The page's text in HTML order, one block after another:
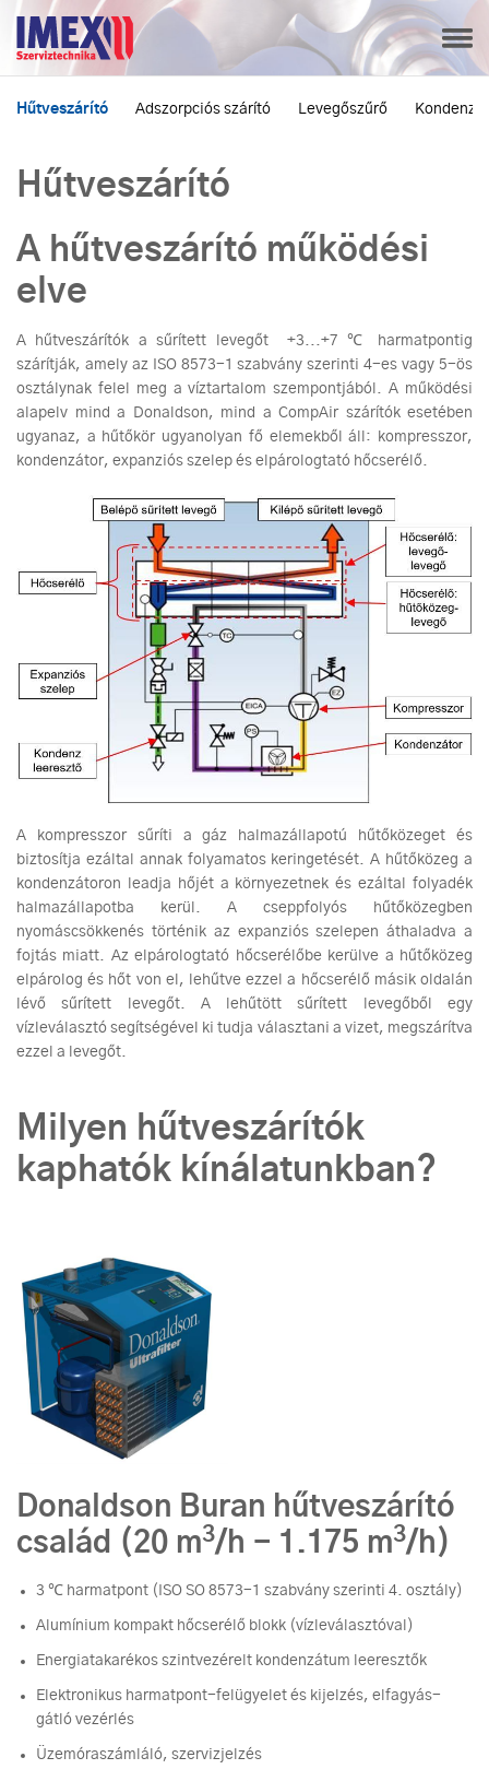
Hűtveszárító Adszorpciós szárító Levegőszűrő
Hűtveszárító
A hűtveszárító működési
elve
A hűtveszárítók a sűrített levegőt +3...+7 ℃
harmatpontig
szárítják, amely az ISO 8573-1 szabvány szerinti 4-es vagy 5-ös
osztálynak felel meg a víztartalom szempontjából. A működési
alapelv mind a Donaldson, mind a CompAir szárítók esetében
ugyanaz, a hűtőkör ugyanolyan fő elemekből áll: kompresszor,
kondenzátor, expanziós szelep és elpárologtató hőcserélő.
A kompresszor sűríti a gáz halmazállapotú hűtőközeget és
biztosítja ezáltal annak folyamatos keringetését. A hűtőközeg a
kondenzátoron leadja hőjét a környezetnek és ezáltal folyadék
halmazállapotba kerül. A cseppfolyós hűtőközegben
nyomáscsökkenés történik az expanziós szelepen áthaladva a
fojtás miatt. Az elpárologtató hőcserélőbe kerülve a hűtőközeg
elpárolog és hőt von el, lehűtve ezzel a hőcserélő másik oldalán
lévő sűrített levegőt. A lehűtött sűrített levegőből egy
vízleválasztó segítségével ki tudja választani a vizet, megszárítva
ezzel a levegőt.
Milyen hűtveszárítók
kaphatók kínálatunkban?
Donaldson Buran hűtveszárító
család (20 m3/h - 1.175 m3/h)
3 ℃ harmatpont (ISO SO 8573-1 szabvány szerinti 4. osztály)
Alumínium kompakt hőcserélő blokk (vízleválasztóval)
Energiatakarékos szintvezérelt kondenzátum leeresztők
Elektronikus harmatpont-felügyelet és kijelzés, elfagyás-
gátló vezérlés
Üzemóraszámláló, szervizjelzés